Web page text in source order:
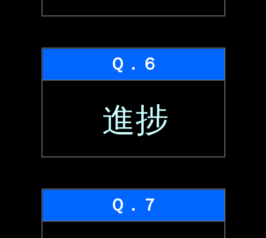
Ｑ．６
進捗
Ｑ．７